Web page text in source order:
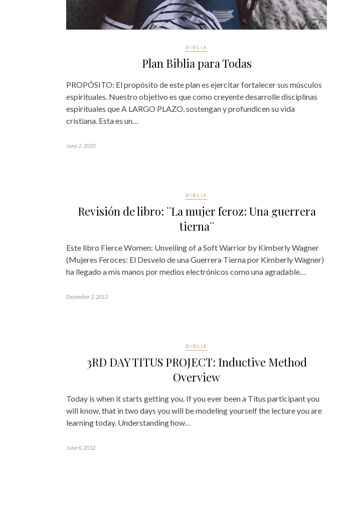
BIBLIA
Plan Biblia para Todas
PROPÓSITO: El propósito de este plan es ejercitar fortalecer sus músculos
espirituales. Nuestro objetivo es que como creyente desarrolle disciplinas
espirituales que A LARGO PLAZO, sostengan y profundicen su vida
cristiana. Esta es un…
June 2, 2020
BIBLIA
Revisión de libro: ¨La mujer feroz: Una guerrera
tierna¨
Este libro Fierce Women: Unveiling of a Soft Warrior by Kimberly Wagner
(Mujeres Feroces: El Desvelo de una Guerrera Tierna por Kimberly Wagner)
ha llegado a mis manos por medios electrónicos como una agradable…
December 2, 2013
BIBLIA
3RD DAY TITUS PROJECT: Inductive Method
Overview
Today is when it starts getting you. If you ever been a Titus participant you
will know, that in two days you will be modeling yourself the lecture you are
learning today. Understanding how…
June 6, 2012